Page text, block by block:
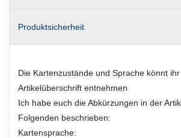
Produktsicherheit
Die Kartenzustände und Sprache könnt
Artikelüberschrift entnehmen
Ich habe euch die Abkürzungen in der
Folgenden beschrieben:
Kartensprache: